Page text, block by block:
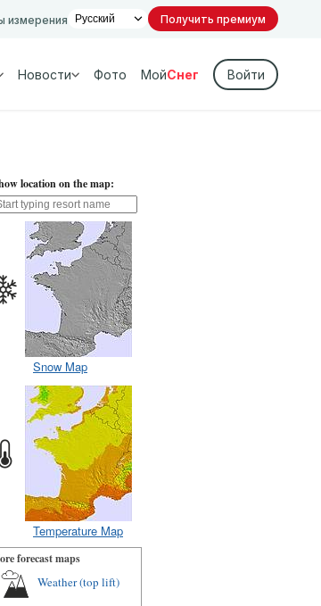
измерения Получить премиум
Новости Фото МойСнег Войти
location on the map:
Snow Map
Temperature Map
forecast maps
Weather (top lift)